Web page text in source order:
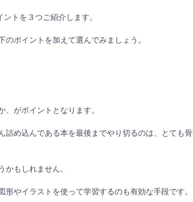
トを３つご紹介します。
ポイントを加えて選んでみましょう。
がポイントとなります。
め込んである本を最後までやり切るのは、とても骨
もしれません。
やイラストを使って学習するのも有効な手段です。